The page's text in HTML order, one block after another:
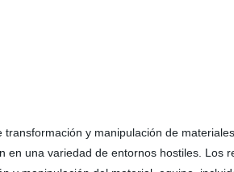
y manipulación de
una variedad de entornos hostiles. Los